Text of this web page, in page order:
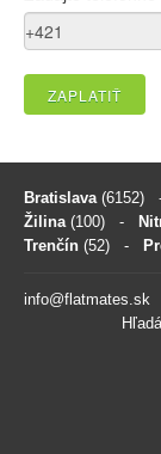
ZAPLATIŤ
Bratislava (6152)
Žilina (100) -
Trenčín (52) -
info@flatmates.sk